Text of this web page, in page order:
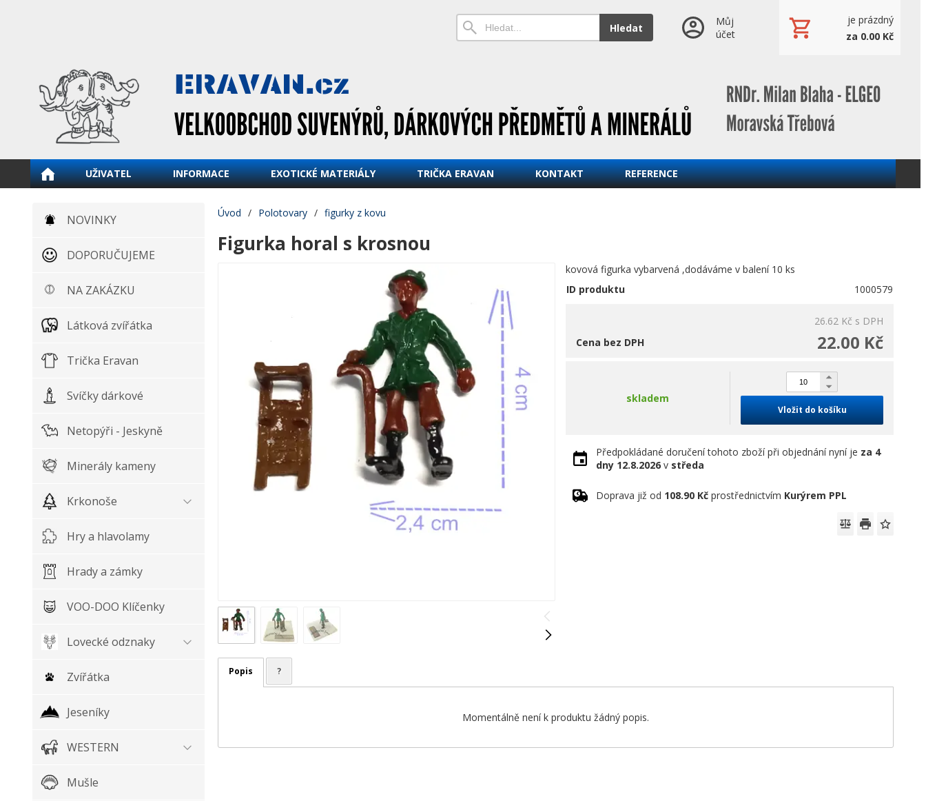
Hledat
Můj
účet
je prázdný
za 0.00 Kč
UŽIVATEL INFORMACE EXOTICKÉ MATERIÁLY TRIČKA ERAVAN KONTAKT REFERENCE
NOVINKY
DOPORUČUJEME
NA ZAKÁZKU
Látková zvířátka
Trička Eravan
Svíčky dárkové
Netopýři - Jeskyně
Minerály kameny
Krkonoše
Hry a hlavolamy
Hrady a zámky
VOO-DOO Klíčenky
Lovecké odznaky
Zvířátka
Jeseníky
WESTERN
Mušle
Úvod / Polotovary / figurky z kovu
Figurka horal s krosnou
kovová figurka vybarvená ,dodáváme v balení 10 ks
ID produktu
1000579
26.62 Kč s DPH
22.00 Kč
Cena bez DPH
skladem
Vložit do košíku
Předpokládané doručení tohoto zboží při objednání nyní je za 4
dny 12.8.2026 v středa
Doprava již od 108.90 Kč prostřednictvím Kurýrem PPL
Popis ?
Momentálně není k produktu žádný popis.